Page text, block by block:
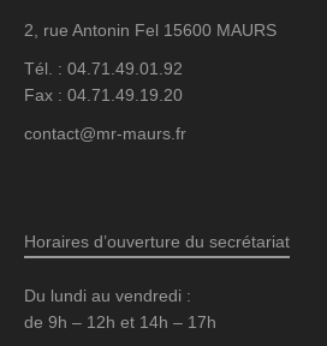
2, rue Antonin Fel 15600 MAURS
Tél. : 04.71.49.01.92
Fax : 04.71.49.19.20
contact@mr-maurs.fr
Horaires d’ouverture du secrétariat
Du lundi au vendredi :
de 9h – 12h et 14h – 17h